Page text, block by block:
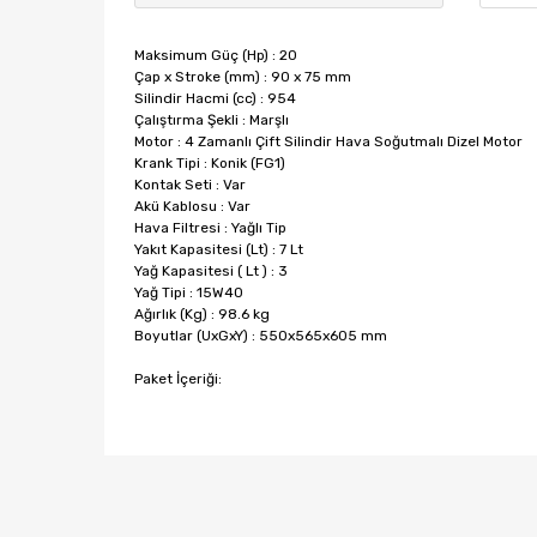
Maksimum Güç (Hp) : 20
Çap x Stroke (mm) : 90 x 75 mm
Silindir Hacmi (cc) : 954
Çalıştırma Şekli : Marşlı
Motor : 4 Zamanlı Çift Silindir Hava Soğutmalı Dizel Motor
Krank Tipi : Konik (FG1)
Kontak Seti : Var
Akü Kablosu : Var
Hava Filtresi : Yağlı Tip
Yakıt Kapasitesi (Lt) : 7 Lt
Yağ Kapasitesi ( Lt ) : 3
Yağ Tipi : 15W40
Ağırlık (Kg) : 98.6 kg
Boyutlar (UxGxY) : 550x565x605 mm
Paket İçeriği: